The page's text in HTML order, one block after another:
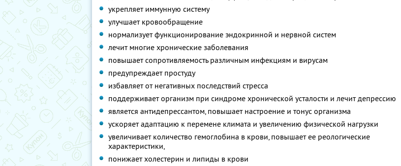
укрепляет иммунную систему
улучшает кровообращение
нормализует функционирование эндокринной и нервной систем
лечит многие хронические заболевания
повышает сопротивляемость различным инфекциям и вирусам
предупреждает простуду
избавляет от негативных последствий стресса
поддерживает организм при синдроме хронической усталости и лечит депрессию
является антидепрессантом, повышает настроение и тонус организма
ускоряет адаптацию к перемене климата и увеличению физической нагрузки
увеличивает количество гемоглобина в крови, повышает ее реологические
характеристики,
понижает холестерин и липиды в крови